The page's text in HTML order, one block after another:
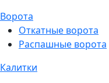
Ворота
Откатные ворота
Распашные ворота
Калитки